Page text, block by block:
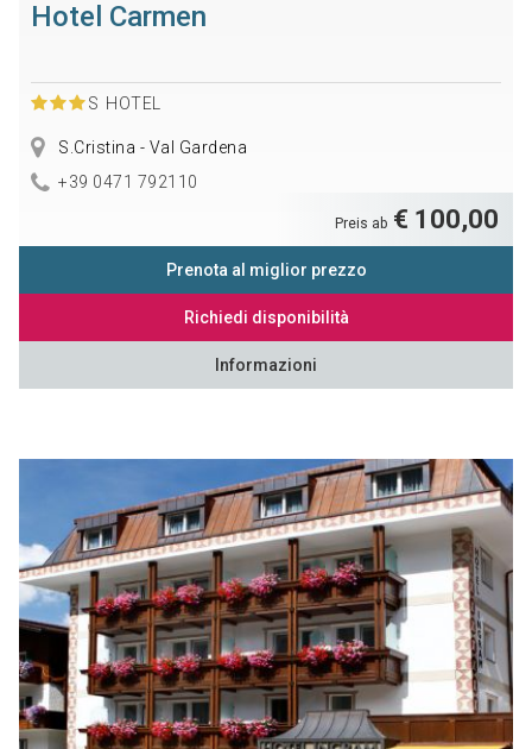
Hotel Carmen
S HOTEL
S.Cristina - Val Gardena
+39 0471 792110
Preis ab € 100,00
Prenota al miglior prezzo
Richiedi disponibilità
Informazioni